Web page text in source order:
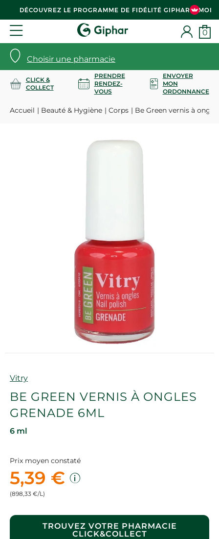
DÉCOUVREZ LE PROGRAMME DE FIDÉLITÉ GIPHAR & MOI
Choisir une pharmacie
0
CLICK &
COLLECT
PRENDRE
RENDEZ-
VOUS
ENVOYER
MON
ORDONNANCE
Accueil Beauté & Hygiène Corps Be Green vernis à
Marque
Vitry
BE GREEN VERNIS À ONGLES
GRENADE 6ML
6 ml
Prix moyen constaté
5,39 €
(898,33 €/L)
TROUVEZ VOTRE PHARMACIE
CLICK&COLLECT